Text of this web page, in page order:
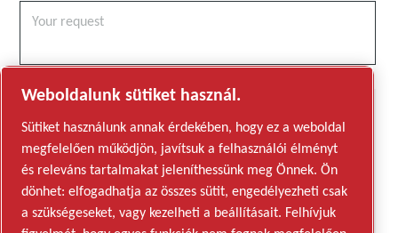
A kérelem beküldése után az Edwards fel tudja venni Önnel a
kapcsolatot a rendelkezésre álló információ alapján. További
tudnivalókat az adatvédelmi nyilatkozatunkban talál.
Elolvastam és elfogadom az adatvédelmi szabályzatot
Weboldalunk sütiket használ.
Sütiket használunk annak érdekében, hogy ez a weboldal
megfelelően működjön, javítsuk a felhasználói élményt
és releváns tartalmakat jeleníthessünk meg Önnek. Ön
dönhet: elfogadhatja az összes sütit, engedélyezheti csak
a szükségeseket, vagy kezelheti a beállításait. Felhívjuk